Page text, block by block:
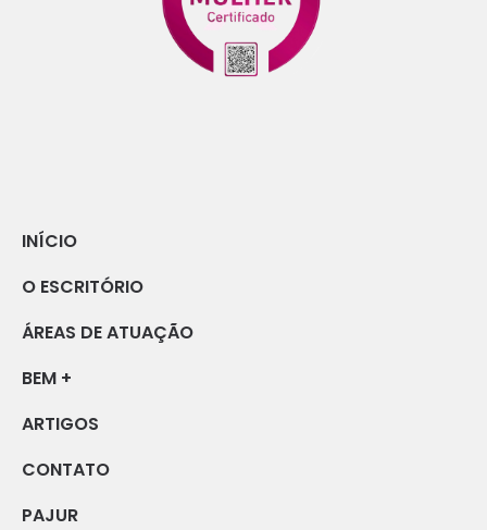
INÍCIO
O ESCRITÓRIO
ÁREAS DE ATUAÇÃO
BEM +
ARTIGOS
CONTATO
PAJUR